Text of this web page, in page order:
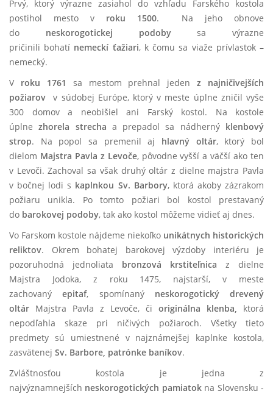
Prvý, ktorý výrazne zasiahol do vzhľadu Farského kostola
postihol mesto v roku 1500. Na jeho obnove
do neskorogotickej podobysa výrazne
pričinili bohatí nemeckí ťažiari, k čomu sa viaže prívlastok –
nemecký.
V roku 1761 sa mestom prehnal jeden z najničivejších
požiarov v súdobej Európe, ktorý v meste úplne zničil vyše
300 domov a neobišiel ani Farský kostol. Na kostole
úplnezhorela strecha a prepadol sa nádherný klenbový
strop. Na popol sa premenil aj hlavný oltár, ktorý bol
dielom Majstra Pavla z Levoče, pôvodne vyšší a väčší ako ten
v Levoči. Zachoval sa však druhý oltár z dielne majstra Pavla
v bočnej lodi s kaplnkou Sv. Barbory, ktorá akoby zázrakom
požiaru unikla. Po tomto požiari bol kostol prestavaný
do barokovej podoby, tak ako kostol môžeme vidieť aj dnes.
Vo Farskom kostole nájdeme niekoľko unikátnych historických
reliktov. Okrem bohatej barokovej výzdoby interiéru je
pozoruhodná jednoliata bronzová krstiteľnica z dielne
Majstra Jodoka, z roku 1475, najstarší, v meste
zachovanýepitaf, spomínaný neskorogotický drevený
oltár Majstra Pavla z Levoče, či originálna klenba, ktorá
nepodľahla skaze pri ničivých požiaroch. Všetky tieto
predmety sú umiestnené v najznámejšej kaplnke kostola,
zasvätenej Sv. Barbore, patrónke baníkov.
Zvláštnosťou kostola je jedna z
najvýznamnejších neskorogotických pamiatokna Slovensku -